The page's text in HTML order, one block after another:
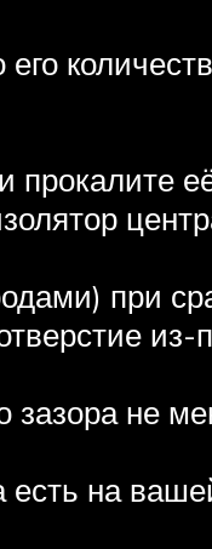
при
из-
зазора не
есть на